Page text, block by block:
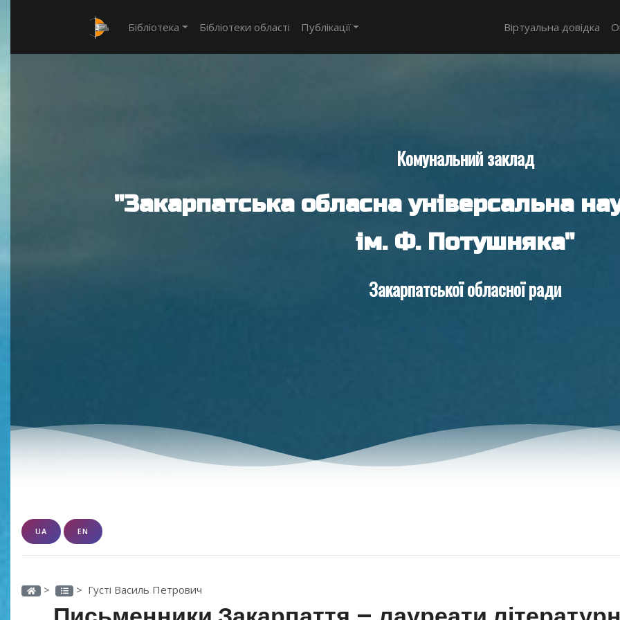
Бібліотека Бібліотеки області Публікації Віртуальна довідка
Комунальний заклад
"Закарпатська обласна універсальна
ім. Ф. Потушняка"
Закарпатської обласної ради
UA EN
> > Густі Василь Петрович